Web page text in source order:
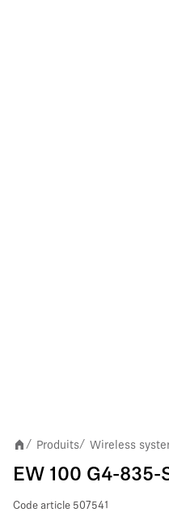
/ Produits/ Wireless
EW 100 G4-835-
Code article 507541